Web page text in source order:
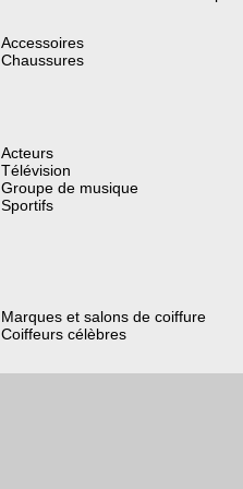
Accessoires
Chaussures
Acteurs
Télévision
Groupe de musique
Sportifs
Marques et salons de coiffure
Coiffeurs célèbres